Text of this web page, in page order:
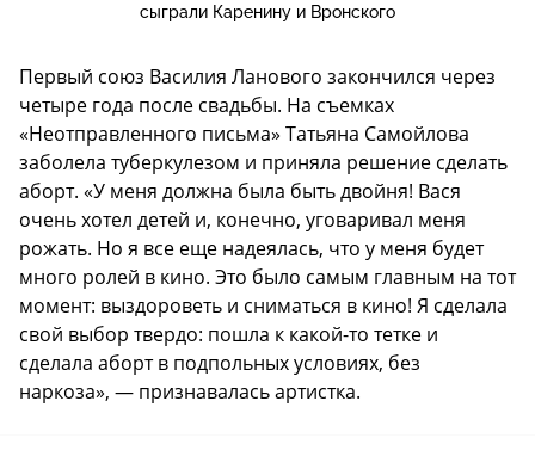
сыграли Каренину и Вронского
Первый союз Василия Ланового закончился через
четыре года после свадьбы. На съемках
«Неотправленного письма» Татьяна Самойлова
заболела туберкулезом и приняла решение сделать
аборт. «У меня должна была быть двойня! Вася
очень хотел детей и, конечно, уговаривал меня
рожать. Но я все еще надеялась, что у меня будет
много ролей в кино. Это было самым главным на тот
момент: выздороветь и сниматься в кино! Я сделала
свой выбор твердо: пошла к какой-то тетке и
сделала аборт в подпольных условиях, без
наркоза», — признавалась артистка.